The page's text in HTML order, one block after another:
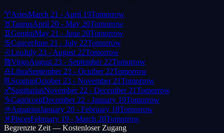
♈AriesMarch 21 - April 19Tomorrow
♉TaurusApril 20 - May 20Tomorrow
♊GeminiMay 21 - June 20Tomorrow
♋CancerJune 21 - July 22Tomorrow
♌LeoJuly 23 - August 22Tomorrow
♍VirgoAugust 23 - September 22Tomorrow
♎LibraSeptember 23 - October 22Tomorrow
♏ ScorpioOctober 23 - November 21Tomorrow
♐SagittariusNovember 22 - December 21Tomorrow
♑CapricornDecember 22 - January 19Tomorrow
♒AquariusJanuary 20 - February 18Tomorrow
♓PiscesFebruary 19 - March 20Tomorrow
Begrenzte Zeit — Kostenloser Zugang